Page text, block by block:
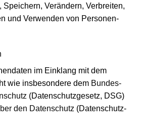
Speichern, Verändern, Verbreiten,
und Verwenden von Personen­
im Einklang mit dem
wie insbesondere dem Bundes­
(Daten­schutz­gesetz, DSG)
den Daten­schutz (Daten­schutz­